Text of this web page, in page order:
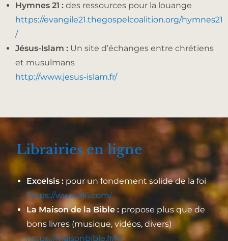
Hymnes 21 : des ressources pour la louange
https://evangile21.thegospelcoalition.org/hymnes21
/
Jésus-Islam : Un site d’échanges entre chrétiens
et musulmans
http://www.jesus-islam.fr/
Librairies en ligne
Excelsis : pour un fondement solide de la foi
https://www.xl6.com/
La Maison de la Bible : propose plus que de
bons livres (musique, vidéos, divers)
https://maisonbible.fr/fr/